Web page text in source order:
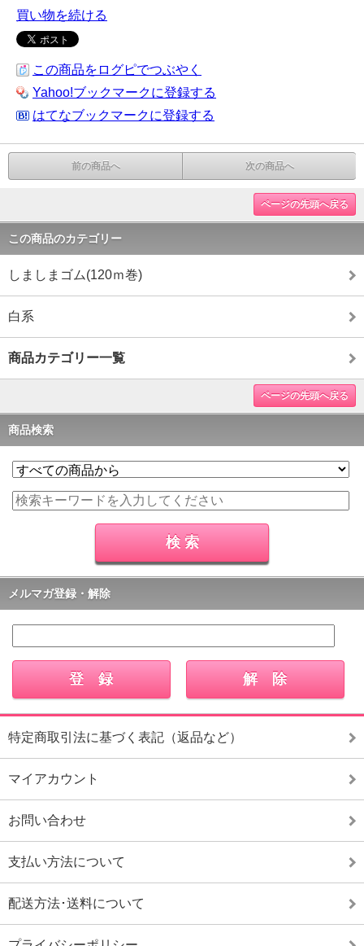
買い物を続ける
この商品をログピでつぶやく
Yahoo!ブックマークに登録する
はてなブックマークに登録する
前の商品へ 次の商品へ
ページの先頭へ戻る
この商品のカテゴリー
しましまゴム(120ｍ巻)
白系
商品カテゴリー一覧
ページの先頭へ戻る
商品検索
メルマガ登録・解除
特定商取引法に基づく表記（返品など）
マイアカウント
お問い合わせ
支払い方法について
配送方法･送料について